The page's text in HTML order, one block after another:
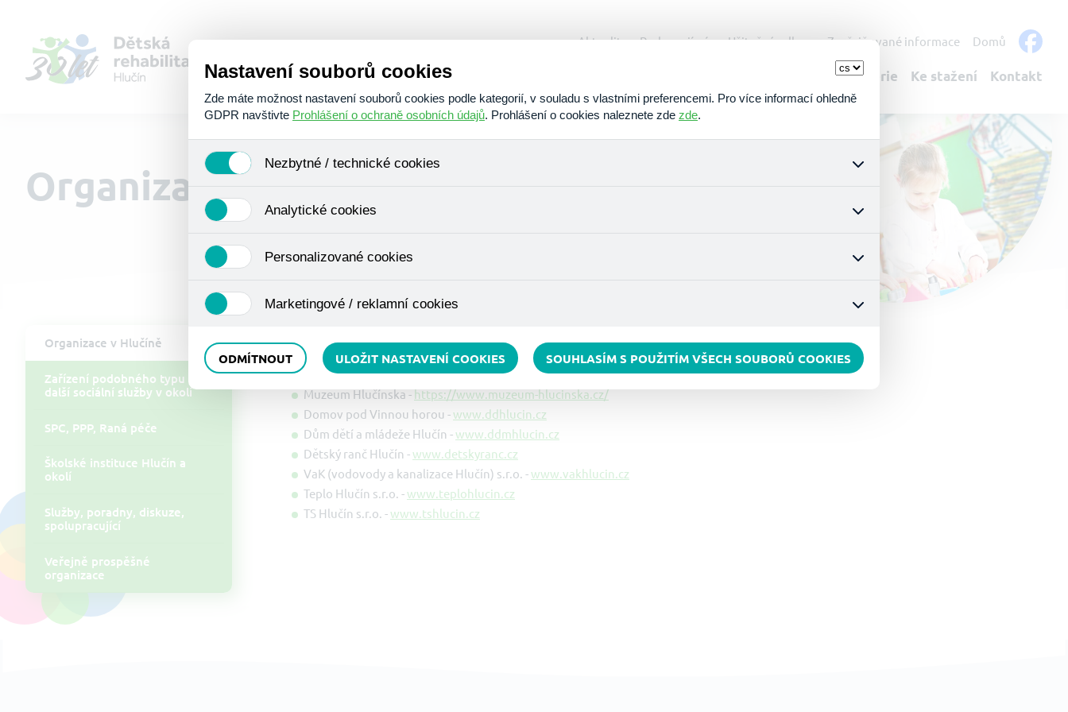
Aktuality Podporují nás Užitečné odkazy Zveřejňované informace Domů
Fotogalerie Ke stažení Kontakt
Organizace v Hlučíně
Organizace v Hlučíně
Zařízení podobného typu a
další sociální služby v okolí
SPC, PPP, Raná péče
Školské instituce Hlučín a
okolí
Služby, poradny, diskuze,
spolupracující
Veřejně prospěšné
organizace
Sport a kultura Hlučín -www.sak-hlucin.cz
Informační centrum Hlučín -www.info.hlucin.com
Muzeum Hlučínska - https://www.muzeum-hlucinska.cz/
Domov pod Vinnou horou -www.ddhlucin.cz
Dům dětí a mládeže Hlučín -www.ddmhlucin.cz
Dětský ranč Hlučín -www.detskyranc.cz
VaK (vodovody a kanalizace Hlučín) s.r.o. -www.vakhlucin.cz
Teplo Hlučín s.r.o. -www.teplohlucin.cz
TS Hlučín s.r.o. -www.tshlucin.cz
Nastavení souborů cookies
Zde máte možnost nastavení souborů cookies podle kategorií, v souladu s vlastními preferencemi. Pro více informací ohledně
GDPR navštivte Prohlášení o ochraně osobních údajů. Prohlášení o cookies naleznete zde zde.
Nezbytné / technické cookies
Používají se mimo jiné k ukládání produktů v nákupním košíku, ovládání filtrů a také nastavení souhlasu s uživáním cookies.
Analytické cookies
se již nejedná o osobní údaje, protože anonymizované cookies nelze přiřadit konkrétnímu uživateli. Proto nedokážeme zjistit
Personalizované cookies
zkušenosti. Díky nim můžeme nabídku přímo přizpůsobit vašim preferencím, což vám pomůže vyhnout se nevhodným
Marketingové / reklamní cookies
ODMÍTNOUT
ULOŽIT NASTAVENÍ COOKIES SOUHLASÍM S POUŽITÍM VŠECH SOUBORŮ COOKIES